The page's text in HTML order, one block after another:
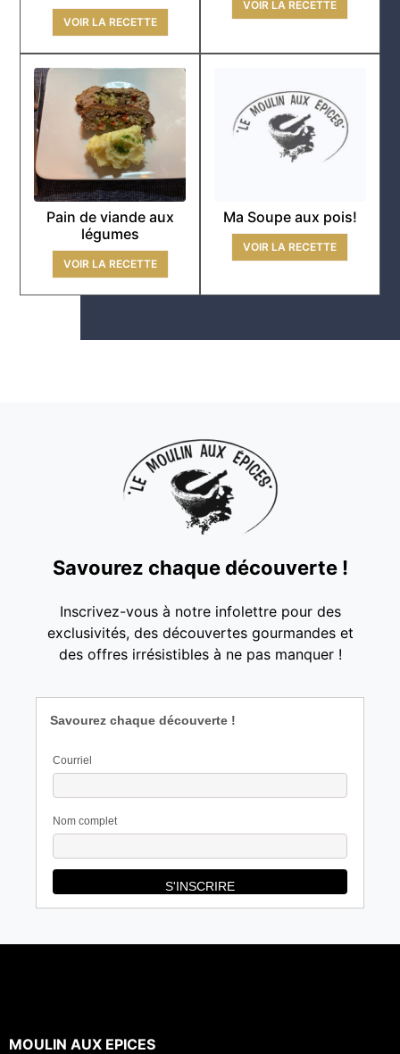
VOIR LA RECETTE
VOIR LA RECETTE
Pain de viande aux
légumes
VOIR LA RECETTE
Ma Soupe aux pois!
VOIR LA RECETTE
Savourez chaque découverte !
Inscrivez-vous à notre infolettre pour des
exclusivités, des découvertes gourmandes et
des offres irrésistibles à ne pas manquer !
Savourez chaque découverte !
Courriel
Nom complet
MOULIN AUX EPICES